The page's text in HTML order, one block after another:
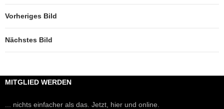
Vorheriges Bild
Nächstes Bild
MITGLIED WERDEN
... nichts einfacher als das. Jetzt, hier und online.